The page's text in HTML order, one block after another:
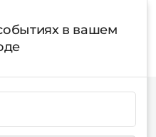
в вашем